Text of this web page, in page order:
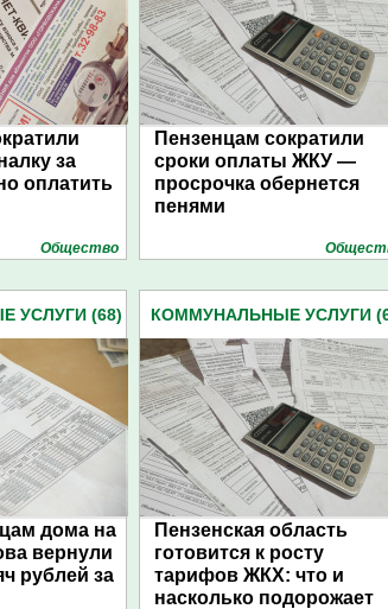
за
оплатить
Общество
Пензенцам сократили
сроки оплаты ЖКУ —
просрочка обернется
пенями
УСЛУГИ (68)
дома на
вернули
рублей за
КОММУНАЛЬНЫЕ УСЛУГИ
Пензенская область
готовится к росту
тарифов ЖКХ: что и
насколько подорожает